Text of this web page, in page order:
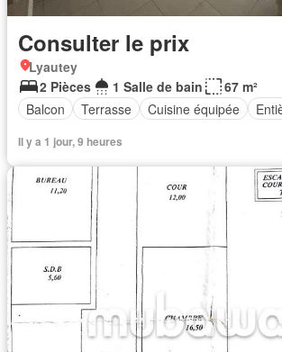
Consulter le prix
Lyautey
2 Pièces
1 Salle de bain
67 m²
Balcon
Terrasse Cuisine équipée
Il y a 1 jour, 9 heures